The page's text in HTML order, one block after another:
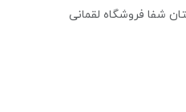
شفا فروشگاه لقمانی